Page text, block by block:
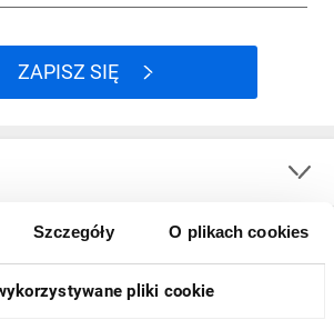
Szczegóły O plikach cookies
pliki cookie
ZAPISZ SIĘ